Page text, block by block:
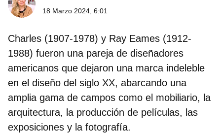
18 Marzo 2024, 6:01
Charles (1907-1978) y Ray Eames (1912-
1988) fueron una pareja de diseñadores
americanos que dejaron una marca indeleble
en el diseño del siglo XX, abarcando una
amplia gama de campos como el mobiliario, la
arquitectura, la producción de películas, las
exposiciones y la fotografía.